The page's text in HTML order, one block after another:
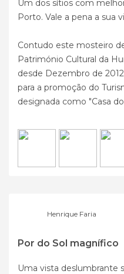
Um dos sítios com
Porto. Vale a pena a sua
Contudo este mosteiro
Património Cultural da
desde Dezembro de
para a promoção do
designada como "Casa
Henrique Faria
Por do Sol magnífico
Uma vista deslumbrante